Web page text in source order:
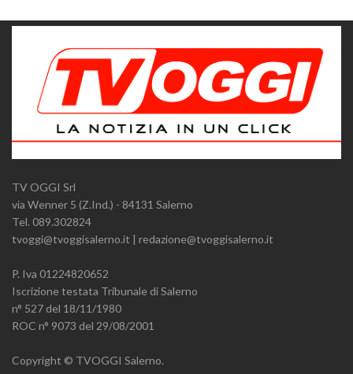
TV OGGI Srl
via Wenner 5 (Z.Ind.) - 84131 Salerno
Tel. 089.302824
tvoggi@tvoggisalerno.it | redazione@tvoggisalerno.it
P. Iva 01224820652
Iscrizione testata Tribunale di Salerno
n° 527 del 18/11/1980
ROC n° 9073 del 29/08/2001
Copyright © TVOGGI Salerno.